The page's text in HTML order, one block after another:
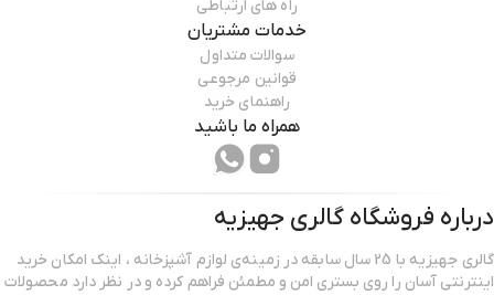
راه های ارتباطی
خدمات مشتریان
سوالات متداول
قوانین مرجوعی
راهنمای خرید
همراه ما باشید
درباره فروشگاه گالری جهیزیه
گالری جهیزیه با 25 سال سابقه در زمینه‌ی لوازم آشپزخانه ، اینک امکان خرید
اینترنتی آسان را روی بستری امن و مطمئن فراهم کرده و در نظر دارد محصولات